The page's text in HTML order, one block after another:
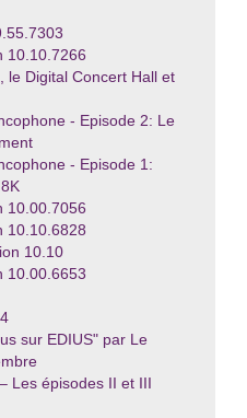
10.10.7266
le Digital Concert Hall et
- Episode 2: Le
- Episode 1:
10.00.7056
10.10.6828
10.10
10.00.6653
sur EDIUS" par Le
Les épisodes II et III